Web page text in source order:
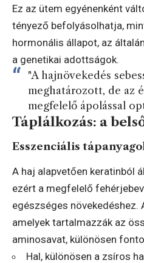
Ez az ütem egyénenként
tényező befolyásolhatja,
hormonális állapot, az
a genetikai adottságok.
"A hajnövekedés
meghatározott, de az
megfelelő ápolással
Táplálkozás: a
Esszenciális
A haj alapvetően keratinból
ezért a megfelelő
egészséges növekedéshez.
amelyek tartalmazzák az
aminosavat, különösen
Hal, különösen a zsíros